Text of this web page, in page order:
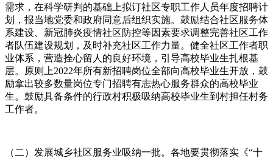
需求，在科学研判的基础上拟订社区专职工作人员年度招聘计
划，报当地党委和政府同意后组织实施。鼓励结合社区服务体
系建设、新冠肺炎疫情社区防控等因素要求调整完善社区工作
者队伍建设规划，及时补充社区工作力量。健全社区工作者职
业体系，营造拴心留人的良好环境，引导高校毕业生扎根基
层。原则上2022年所有新招聘岗位全部向高校毕业生开放，鼓
励拿出较多数量岗位专门招聘有志热心服务群众的高校毕业
生。鼓励具备条件的行政村积极吸纳高校毕业生到村担任村务
工作者。
（二）发展城乡社区服务业吸纳一批。各地要贯彻落实《“十